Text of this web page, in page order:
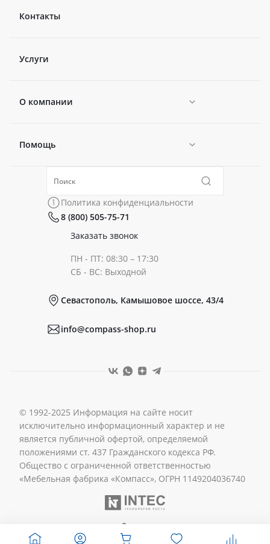
Контакты
Услуги
О компании
Новости
Политика конфиденциальности
Помощь
Коллекции
Политика конфиденциальности
8 (800) 505-75-71
Заказать звонок
ПН - ПТ: 08:30 – 17:30
СБ - ВС: Выходной
Севастополь, Камышовое шоссе, 43/4
info@compass-shop.ru
© 1992-2025 Информация на сайте носит
исключительно информационный характер и не
является публичной офертой, определяемой
положениями ст. 437 Гражданского кодекса РФ.
Общество с ограниченной ответственностью
«Мебельная фабрика «Компасс», ОГРН 1149204036740